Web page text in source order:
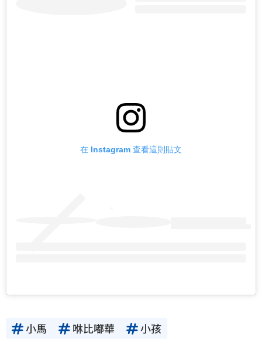
在 Instagram 查看這則貼文
小馬 咻比嘟華 小孩